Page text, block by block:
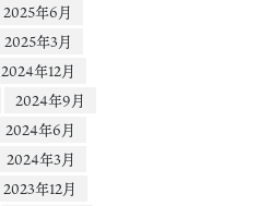
2025年6月
2025年3月
2024年12月
2024年9月
2024年6月
2024年3月
2023年12月